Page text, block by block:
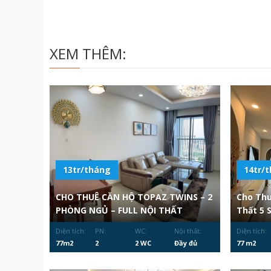
XEM THÊM:
13tr/tháng
CHO THUÊ CĂN HỘ TOPAZ TWINS – 2
PHÒNG NGỦ – FULL NỘI THẤT
Diện tích:
77m2
PN:
2
WC:
2 WC
Nội thất:
Đầy đủ
14tr/
Cho
Thất 5
Diện tích:
77 m2